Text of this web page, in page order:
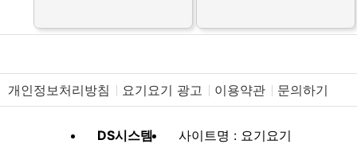
개인정보처리방침 요기요기 광고 이용약관 문의하기
DS시스템
사이트명 : 요기요기